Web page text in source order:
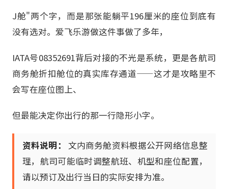
J舱"两个字，而是那张能躺平196厘米的座位到底有
没有选对。爱飞乐游做这件事做了多年，
IATA号08352691背后对接的不光是系统，更是各航司
商务舱折扣舱位的真实库存通道——这才是攻略里不
会写在座位图上、
但最能决定你出行的那一行隐形小字。
资料说明：
文内商务舱资料根据公开网络信息整
理，航司可能临时调整航班、机型和座位配置，
请以预订及出行当日的实际安排为准。